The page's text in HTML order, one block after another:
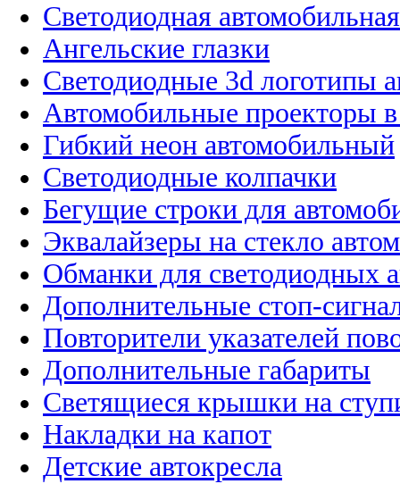
Светодиодная
Ангельские глазки
Светодиодные 3d логотипы
Автомобильные проекторы
Гибкий неон автомобильный
Светодиодные колпачки
Бегущие строки для
Эквалайзеры на стекло
Обманки для светодиодных
Дополнительные стоп-
Повторители указателей
Дополнительные габариты
Светящиеся крышки на
Накладки на капот
Детские автокресла